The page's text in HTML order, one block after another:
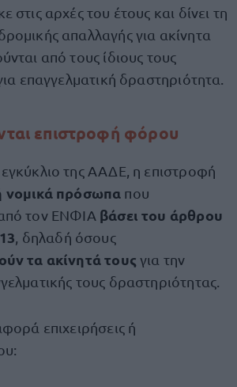
στις αρχές του έτους και δίνει τη
απαλλαγής για ακίνητα
από τους ίδιους τους
επαγγελματική δραστηριότητα.
επιστροφή φόρου
της ΑΑΔΕ, η επιστροφή
νομικά πρόσωπα που
τον ΕΝΦΙΑ βάσει του άρθρου
, δηλαδή όσους
τα ακίνητά τους για την
τους δραστηριότητας.
επιχειρήσεις ή